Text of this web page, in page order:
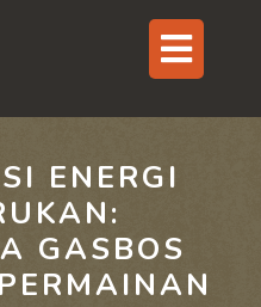
ENERGI
GASBOS